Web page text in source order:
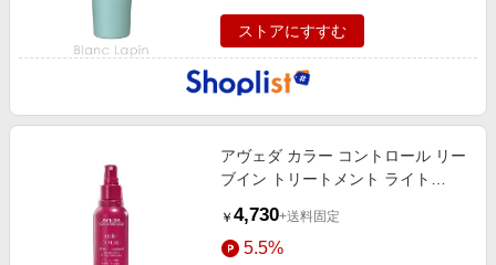
ストアにすすむ
アヴェダ カラー コントロール リー
ブイン トリートメント ライト
￥ 4,730+送料固定
5.5%